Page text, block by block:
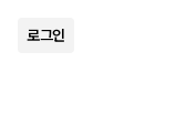
로그인